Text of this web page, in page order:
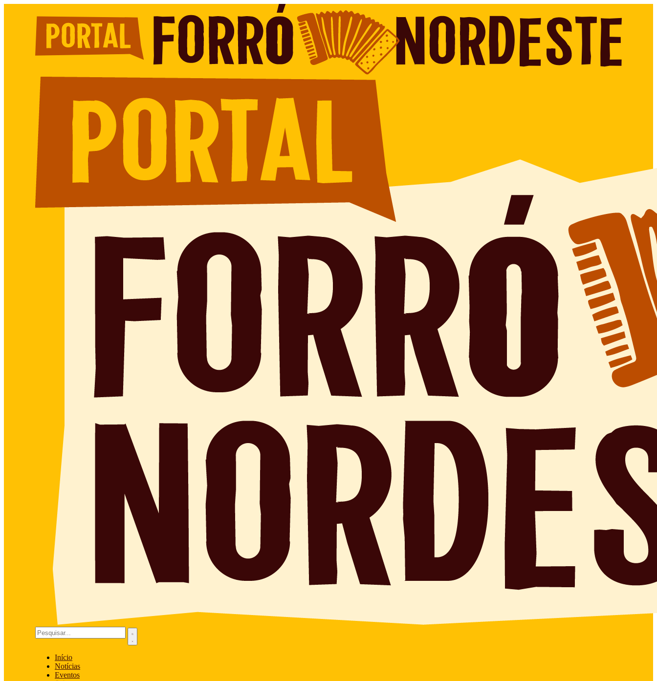
Início
Notícias
Eventos